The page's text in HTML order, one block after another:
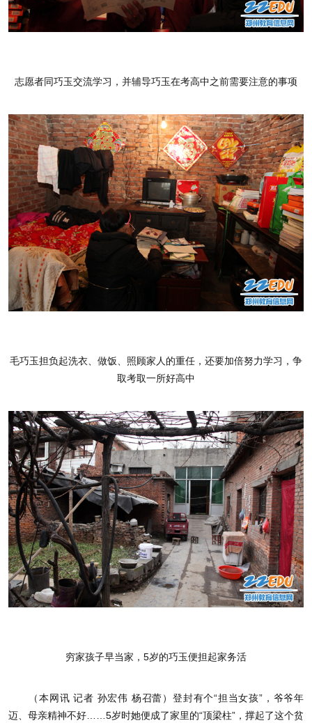
志愿者同巧玉交流学习，并辅导巧玉在考高中之前需要注意的事项
毛巧玉担负起洗衣、做饭、照顾家人的重任，还要加倍努力学习，争
取考取一所好高中
穷家孩子早当家，5岁的巧玉便担起家务活
（本网讯 记者 孙宏伟 杨召蕾）登封有个“担当女孩”，爷爷年
迈、母亲精神不好……5岁时她便成了家里的“顶梁柱”，撑起了这个贫